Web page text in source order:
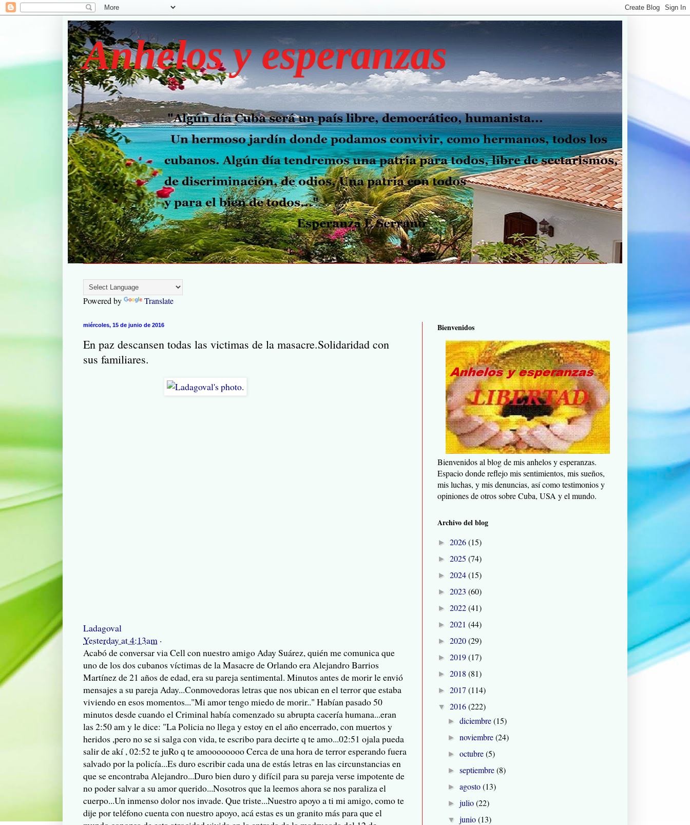
Anhelos y esperanzas
Powered by Translate
miércoles, 15 de junio de 2016
En paz descansen todas las victimas de la masacre.Solidaridad con
sus familiares.
Ladagoval
Yesterday at 4:13am ·
Acabó de conversar via Cell con nuestro amigo Aday Suárez, quién me comunica que
uno de los dos cubanos víctimas de la Masacre de Orlando era Alejandro Barrios
Martínez de 21 años de edad, era su pareja sentimental. Minutos antes de morir le envió
mensajes a su pareja Aday...Conmovedoras letras que nos ubican en el terror que estaba
viviendo en esos momentos..."Mi amor tengo miedo de morir.." Habían pasado 50
minutos desde cuando el Criminal había comenzado su abrupta cacería humana...eran
las 2:50 am y le dice: "La Policia no llega y estoy en el año encerrado, con muertos y
heridos ,pero no se si salga con vida, te escribo para decirte q te amo...02:51 ojala pueda
salir de akí , 02:52 te juRo q te amoooooooo Cerca de una hora de terror esperando fuera
salvado por la policía...Es duro escribir cada una de estás letras en las circunstancias en
que se encontraba Alejandro...Duro bien duro y difícil para su pareja verse impotente de
no poder salvar a su amor querido...Nosotros que la leemos ahora se nos paraliza el
cuerpo...Un inmenso dolor nos invade. Que triste...Nuestro apoyo a ti mi amigo, como te
dije por teléfono cuenta con nuestro apoyo, acá estas es un granito más para que el
Bienvenidos
Bienvenidos al blog de mis anhelos y esperanzas.
Espacio donde reflejo mis sentimientos, mis sueños,
mis luchas, y mis denuncias, así como testimonios y
opiniones de otros sobre Cuba, USA y el mundo.
Archivo del blog
► 2026(15)
► 2025 (74)
► 2024(15)
► 2023 (60)
► 2022(41)
► 2021 (44)
► 2020(29)
► 2019(17)
► 2018 (81)
► 2017 (114)
▼ 2016(222)
►diciembre(15)
►noviembre(24)
►octubre(5)
►septiembre(8)
►agosto(13)
►julio(22)
▼junio(13)